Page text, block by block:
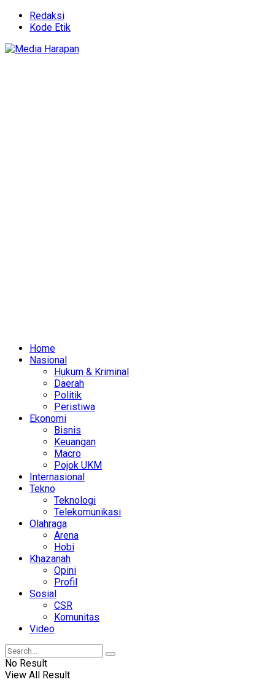
Redaksi
Kode Etik
Home
Nasional
Hukum & Kriminal
Daerah
Politik
Peristiwa
Ekonomi
Bisnis
Keuangan
Macro
Pojok UKM
Internasional
Tekno
Teknologi
Telekomunikasi
Olahraga
Arena
Hobi
Khazanah
Opini
Profil
Sosial
CSR
Komunitas
Video
No Result
View All Result